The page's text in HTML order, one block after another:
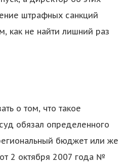
штрафных санкций
как не найти лишний раз
о том, что такое
обязал определенного
бюджет или же
2 октября 2007 года №